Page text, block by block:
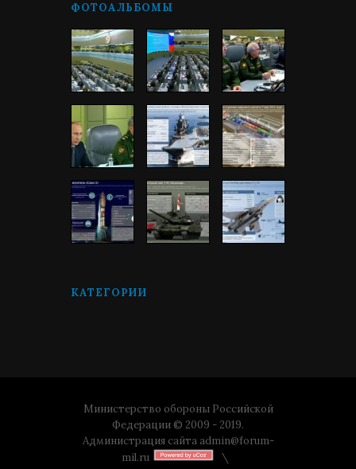
ФОТОАЛЬБОМЫ
КАТЕГОРИИ
Министерство обороны Российской
Федерации © 2009 - 2019.
Администрация сайта admin@forum-
mil.ru